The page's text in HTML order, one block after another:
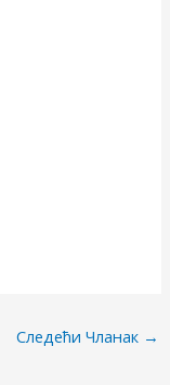
Следећи Чланак →